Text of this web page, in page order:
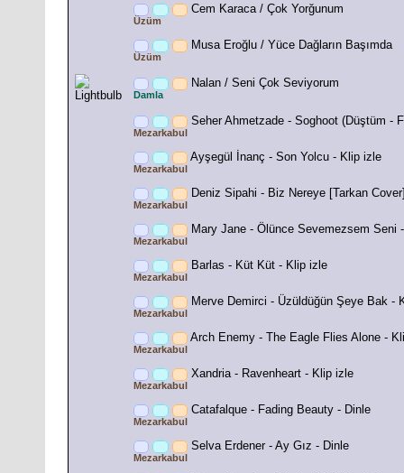
Cem Karaca / Çok Yorğunum
Üzüm
Musa Eroğlu / Yüce Dağların Başımda
Üzüm
Nalan / Seni Çok Seviyorum
Damla
Seher Ahmetzade - Soghoot (Düştüm -
Mezarkabul
Ayşegül İnanç - Son Yolcu - Klip izle
Mezarkabul
Deniz Sipahi - Biz Nereye [Tarkan
Mezarkabul
Mary Jane - Ölünce Sevemezsem Seni
Mezarkabul
Barlas - Küt Küt - Klip izle
Mezarkabul
Merve Demirci - Üzüldüğün Şeye Bak -
Mezarkabul
Arch Enemy - The Eagle Flies Alone -
Mezarkabul
Xandria - Ravenheart - Klip izle
Mezarkabul
Catafalque - Fading Beauty - Dinle
Mezarkabul
Selva Erdener - Ay Gız - Dinle
Mezarkabul